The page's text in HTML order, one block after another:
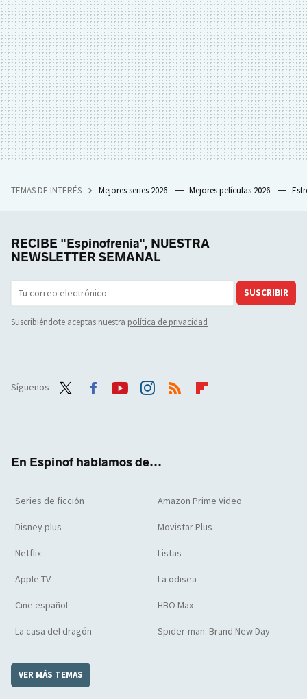
TEMAS DE INTERÉS Mejores series 2026 Mejores películas 2026
RECIBE "Espinofrenia", NUESTRA
NEWSLETTER SEMANAL
SUSCRIBIR
Suscribiéndote aceptas nuestra política de privacidad
Síguenos
En Espinof hablamos de...
Series de ficción Amazon Prime Video
Disney plus Movistar Plus
Netflix Listas
Apple TV La odisea
Cine español HBO Max
La casa del dragón Spider-man: Brand New Day
VER MÁS TEMAS